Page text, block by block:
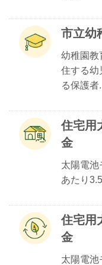
市立幼
幼稚園教
住する幼
る保護者
住宅用
金
太陽電池
あたり
住宅用
金
太陽電池